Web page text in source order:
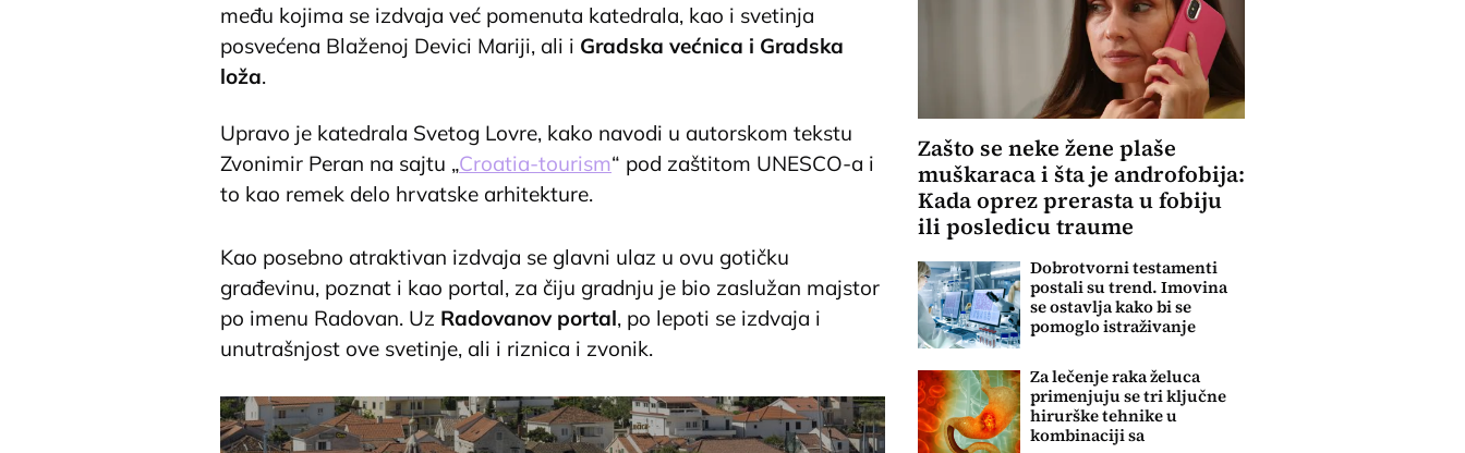
među kojima se izdvaja već pomenuta katedrala, kao i svetinja
posvećena Blaženoj Devici Mariji, ali i Gradska većnica i Gradska
loža.
Upravo je katedrala Svetog Lovre, kako navodi u autorskom tekstu
Zvonimir Peran na sajtu „Croatia-tourism“ pod zaštitom UNESCO-a i
to kao remek delo hrvatske arhitekture.
Kao posebno atraktivan izdvaja se glavni ulaz u ovu gotičku
građevinu, poznat i kao portal, za čiju gradnju je bio zaslužan majstor
po imenu Radovan. Uz Radovanov portal, po lepoti se izdvaja i
unutrašnjost ove svetinje, ali i riznica i zvonik.
Zašto se neke žene plaše
muškaraca i šta je androfobija:
Kada oprez prerasta u fobiju
ili posledicu traume
Dobrotvorni testamenti
postali su trend. Imovina
se ostavlja kako bi se
pomoglo istraživanje
Za lečenje raka želuca
primenjuju se tri ključne
hirurške tehnike u
kombinaciji sa